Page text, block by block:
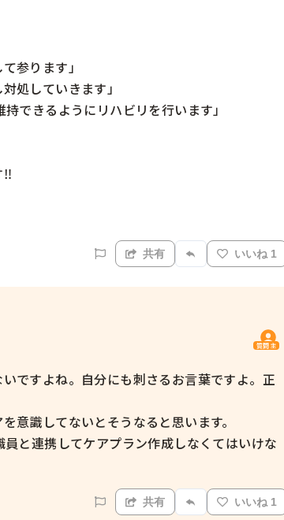
参ります」
処していきます」
できるようにリハビリを行います」
‼️
共有 いいね 1
質問主
ですよね。自分にも刺さるお言葉ですよ。正
意識してないとそうなると思います。
と連携してケアプラン作成しなくてはいけな
共有 いいね 1